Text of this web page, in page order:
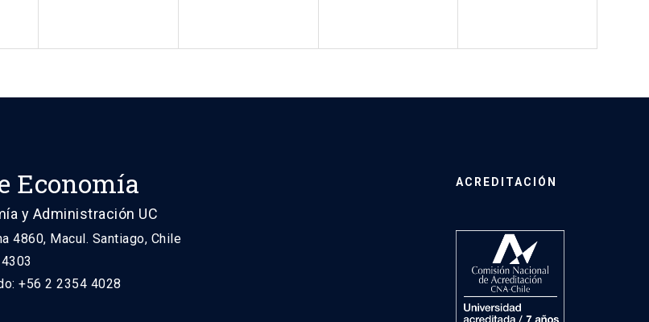
Economía
y Administración UC
4860, Macul. Santiago, Chile
+56 2 2354 4028
ACREDITACIÓN